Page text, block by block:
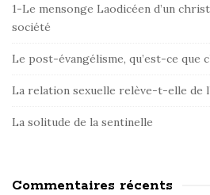
b
a
r
1-Le mensonge Laodicéen d’un
société
Le post-évangélisme, qu’est-ce que
La relation sexuelle relève-t-elle de
La solitude de la sentinelle
Commentaires récents